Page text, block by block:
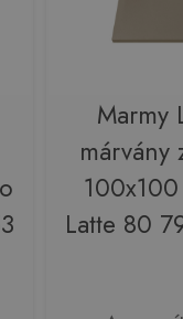
Marmy
márvány
Latte 80